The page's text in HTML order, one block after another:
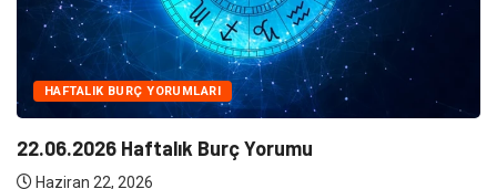
NE
Klima Bakımının Önemi Nedir ?
Haziran 10, 2026